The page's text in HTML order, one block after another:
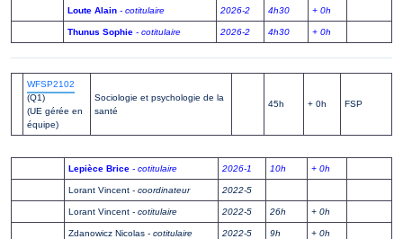
Loute Alain - cotitulaire 2026-2 4h30 + 0h
Thunus Sophie - cotitulaire 2026-2 4h30 + 0h
WFSP2102
(Q1)
(UE gérée en
équipe)
Sociologie et psychologie de la
santé
45h + 0h FSP
Lepièce Brice - cotitulaire 2026-1 10h + 0h
Lorant Vincent - coordinateur 2022-5
Lorant Vincent - cotitulaire 2022-5 26h + 0h
Zdanowicz Nicolas - cotitulaire 2022-5 9h + 0h